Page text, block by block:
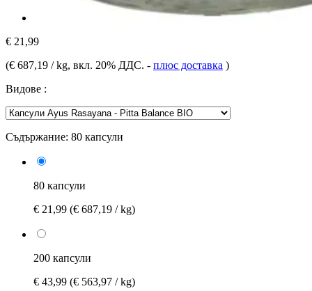
€ 21,99
(€ 687,19 / kg, вкл. 20% ДДС. - плюс доставка )
Видове :
Съдържание: 80 капсули
80 капсули
€ 21,99 (€ 687,19 / kg)
200 капсули
€ 43,99 (€ 563,97 / kg)